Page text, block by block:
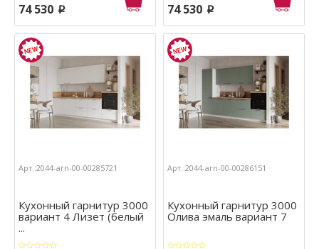
74 530 p 74 530 p
Арт.:2044-arn-00-00285721
Кухонный гарнитур 3000
вариант 4 Лизет (белый
...
Арт.:2044-arn-00-00286151
Кухонный гарнитур 3000
Олива эмаль вариант 7